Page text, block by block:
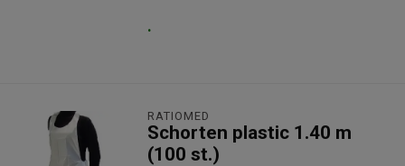
.
RATIOMED
Schorten plastic 1.40 m
(100 st.)